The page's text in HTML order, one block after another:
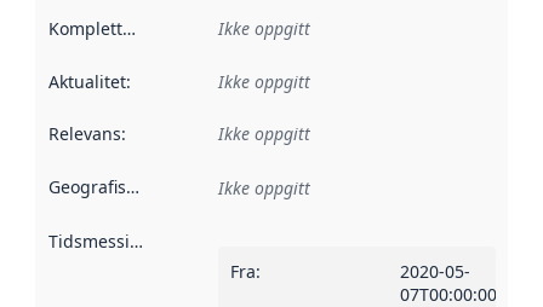
Kompletthet Ikke oppgitt
Aktualitet: Ikke oppgitt
Relevans: Ikke oppgitt
Geografisk avgrensning :
Ikke oppgitt
Tidsmessig avgrensning
Fra:
2020-05-
07T00:00:00Z